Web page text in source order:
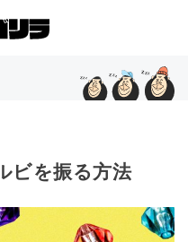
ビを振る方法